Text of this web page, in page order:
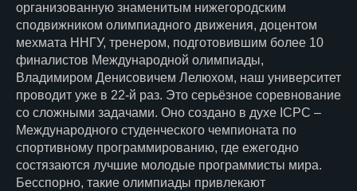
организованную знаменитым нижегородским
сподвижником олимпиадного движения, доцентом
мехмата ННГУ, тренером, подготовившим более 10
финалистов Международной олимпиады,
Владимиром Денисовичем Лелюхом, наш университет
проводит уже в 22‑й раз. Это серьёзное соревнование
со сложными задачами. Оно создано в духе ICPC –
Международного студенческого чемпионата по
спортивному программированию, где ежегодно
состязаются лучшие молодые программисты мира.
Бесспорно, такие олимпиады привлекают